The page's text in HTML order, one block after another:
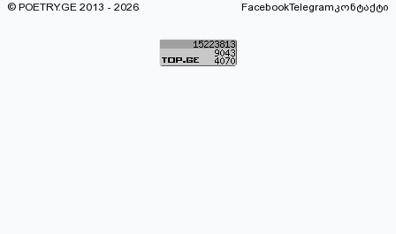
© POETRY.GE 2013 - 2026 FacebookTelegramკონტაქტი